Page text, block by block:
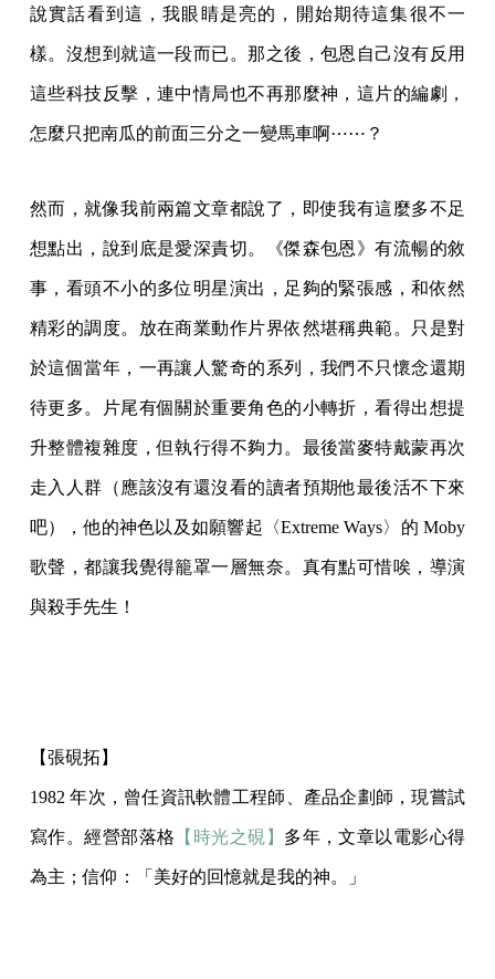
說實話看到這，我眼睛是亮的，開始期待這集很不一
樣。沒想到就這一段而已。那之後，包恩自己沒有反用
這些科技反擊，連中情局也不再那麼神，這片的編劇，
怎麼只把南瓜的前面三分之一變馬車啊⋯⋯？
然而，就像我前兩篇文章都說了，即使我有這麼多不足
想點出，說到底是愛深責切。《傑森包恩》有流暢的敘
事，看頭不小的多位明星演出，足夠的緊張感，和依然
精彩的調度。放在商業動作片界依然堪稱典範。只是對
於這個當年，一再讓人驚奇的系列，我們不只懷念還期
待更多。片尾有個關於重要角色的小轉折，看得出想提
升整體複雜度，但執行得不夠力。最後當麥特戴蒙再次
走入人群（應該沒有還沒看的讀者預期他最後活不下來
吧），他的神色以及如願響起〈Extreme Ways〉的 Moby
歌聲，都讓我覺得籠罩一層無奈。真有點可惜唉，導演
與殺手先生！
【張硯拓】
1982 年次，曾任資訊軟體工程師、產品企劃師，現嘗試
寫作。經營部落格 【時光之硯】 多年，文章以電影心得
為主；信仰：「美好的回憶就是我的神。」